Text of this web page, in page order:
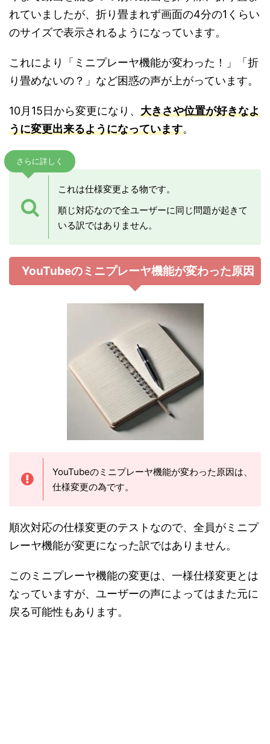
れていましたが、折り畳まれず画面の4分の1くらい
のサイズで表示されるようになっています。
これにより「ミニプレーヤ機能が変わった！」「折
り畳めないの？」など困惑の声が上がっています。
10月15日から変更になり、 大きさや位置が好きなよ
うに変更出来るようになっています。
さらに詳しく
これは仕様変更よる物です。
順じ対応なので全ユーザーに同じ問題が起きて
いる訳ではありません。
YouTubeのミニプレーヤ機能が変わった原因
YouTubeのミニプレーヤ機能が変わった原因は、
仕様変更の為です。
順次対応の仕様変更のテストなので、全員がミニプ
レーヤ機能が変更になった訳ではありません。
このミニプレーヤ機能の変更は、一様仕様変更とは
なっていますが、ユーザーの声によってはまた元に
戻る可能性もあります。